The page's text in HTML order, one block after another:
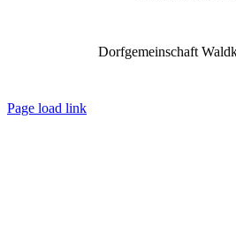
Dorfgemeinschaft
Page load link